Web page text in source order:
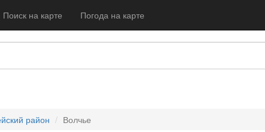
Поиск на карте Погода на карте
район Волчье